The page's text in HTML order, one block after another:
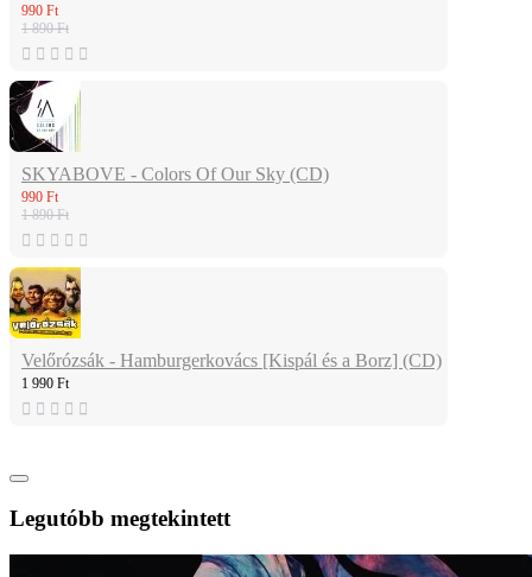
990 Ft
1 890 Ft
SKYABOVE - Colors Of Our Sky (CD)
990 Ft
1 890 Ft
Velőrózsák - Hamburgerkovács [Kispál és a Borz] (CD)
1 990 Ft
Legutóbb megtekintett